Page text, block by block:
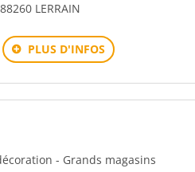
LERRAIN
PLUS D'INFOS
- Grands magasins